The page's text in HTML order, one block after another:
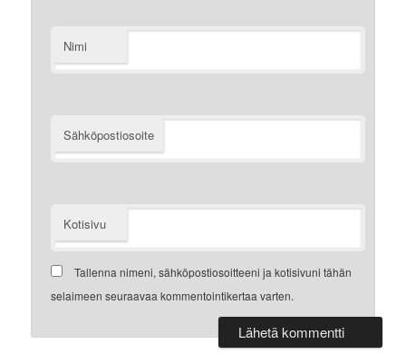
Nimi
Sähköpostiosoite
Kotisivu
Tallenna nimeni, sähköpostiosoitteeni ja kotisivuni tähän
selaimeen seuraavaa kommentointikertaa varten.